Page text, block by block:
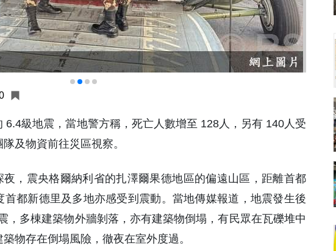
6.4級地震，當地警方稱，死亡人數增至 128人，另有 140人受
及物資前往災區視察。
，震央格爾納利省的扎澤爾果德地區的偏遠山區，距離首都
首都新德里及多地亦感受到震動。當地傳媒報道，地震發生後
，多棟建築物外牆剝落，亦有建築物倒塌，有民眾在瓦礫堆中
物存在倒塌風險，徹夜在室外度過。